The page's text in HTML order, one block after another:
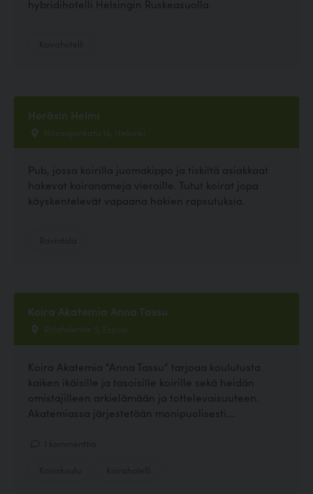
hybridihotelli Helsingin Ruskeasuolla.
Heräsin Helmi
Hitsaajankatu 14, Helsinki
Pub, jossa koirilla juomakippo ja tiskiltä asiakkaat
hakevat koiranameja vieraille. Tutut koirat jopa
käyskentelevät vapaana hakien rapsutuksia.
Koira Akatemia Anna Tassu
Riilahdentie 5, Espoo
Koira Akatemia "Anna Tassu" tarjoaa koulutusta
kaiken ikäisille ja tasoisille koirille sekä heidän
omistajilleen arkielämään ja tottelevaisuuteen.
Akatemiassa järjestetään monipuolisesti...